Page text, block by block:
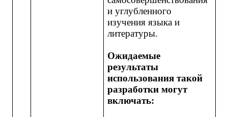
и углубленного
изучения языка и
литературы.
Ожидаемые
результаты
использования такой
разработки могут
включать: